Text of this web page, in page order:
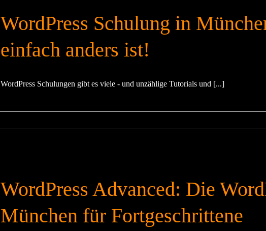
WordPress Schulung in
einfach anders ist!
WordPress Schulungen gibt es viele - und unzählige Tutorials und [...]
WordPress Advanced: Die
München für Fortgeschrittene